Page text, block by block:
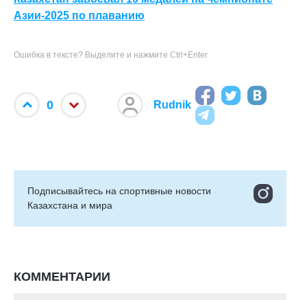
Азии-2025 по плаванию
Ошибка в тексте? Выделите и нажмите Ctrl+Enter
0 Rudnik
Подписывайтесь на cпортивные новости
Казахстана и мира
КОММЕНТАРИИ